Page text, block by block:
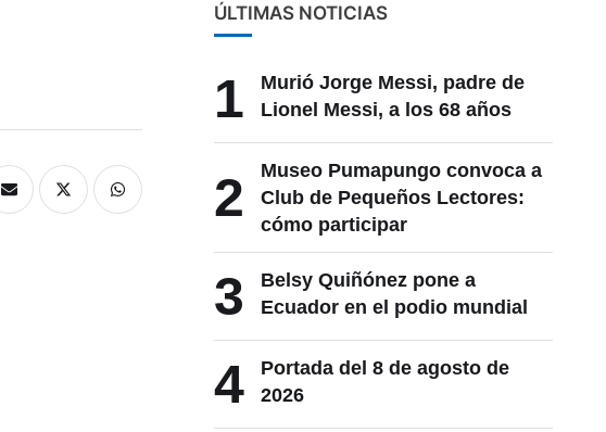
ÚLTIMAS NOTICIAS
1
Murió Jorge Messi, padre de
Lionel Messi, a los 68 años
2
Museo Pumapungo convoca a
Club de Pequeños Lectores:
cómo participar
3
Belsy Quiñónez pone a
Ecuador en el podio mundial
4
Portada del 8 de agosto de
2026